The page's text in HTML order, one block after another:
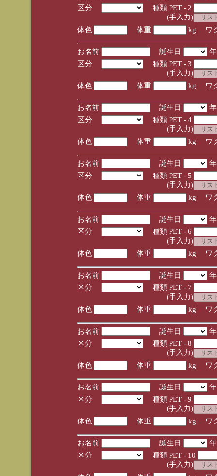
区分
種類 PET - 2
(手入力)
体色
体重 kg ワ
お名前 誕生日
区分
種類 PET - 3
(手入力)
体色
体重 kg ワ
お名前 誕生日
区分
種類 PET - 4
(手入力)
体色
体重 kg ワ
お名前 誕生日
区分
種類 PET - 5
(手入力)
体色
体重 kg ワ
お名前 誕生日
区分
種類 PET - 6
(手入力)
体色
体重 kg ワ
お名前 誕生日
区分
種類 PET - 7
(手入力)
体色
体重 kg ワ
お名前 誕生日
区分
種類 PET - 8
(手入力)
体色
体重 kg ワ
お名前 誕生日
区分
種類 PET - 9
(手入力)
体色
体重 kg ワ
お名前 誕生日
区分
種類 PET - 10
(手入力)